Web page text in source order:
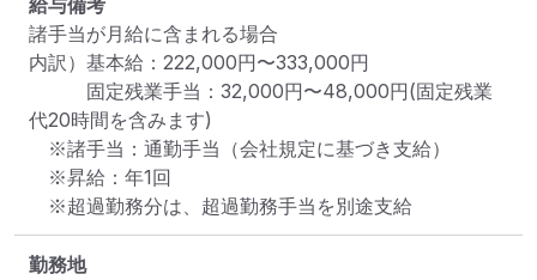
給与備考
諸手当が月給に含まれる場合
内訳）基本給：222,000円〜333,000円
固定残業手当：32,000円〜48,000円(固定残業
代20時間を含みます)
※諸手当：通勤手当（会社規定に基づき支給）
※昇給：年1回
※超過勤務分は、超過勤務手当を別途支給
勤務地